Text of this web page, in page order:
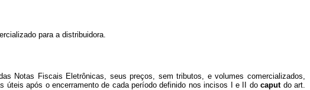
para a distribuidora.
Notas Fiscais Eletrônicas, seus preços, sem tributos, e volumes comercializados,
úteis após o encerramento de cada período definido nos incisos I e II docaput do art.